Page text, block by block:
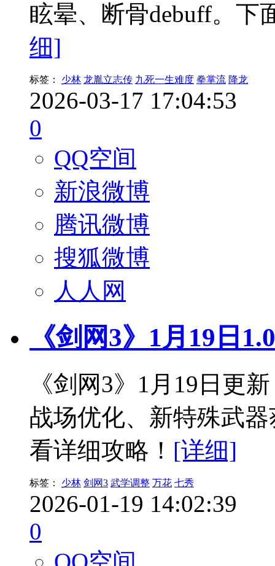
眩晕、断骨debuff。下
细]
标签： 少林 龙胤立志传 九死一生难度 拳掌流 降龙
2026-03-17 17:04:53
0
QQ空间
新浪微博
腾讯微博
搜狐微博
人人网
《剑网3》1月19日
《剑网3》1月19日更
战场优化、新特殊武
看详细攻略！ [详细]
标签： 少林 剑网3 武学调整 万花 七秀
2026-01-19 14:02:39
0